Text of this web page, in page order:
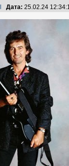
Дата: 25.02.24